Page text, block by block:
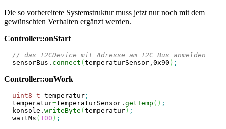
Die so vorbereitete Systemstruktur muss jetzt nur noch mit dem
gewünschten Verhalten ergänzt werden.
Controller::onStart
// das I2CDevice mit Adresse am I2C Bus anmelden
  sensorBus.
connect (temperaturSensor, 0x90 ) ;
Controller::onWork
uint8_t temperatur ;
  temperatur
=temperaturSensor. getTemp ( ) ;
  konsole.
writeByte (temperatur) ;
  waitMs
( 100 ) ;